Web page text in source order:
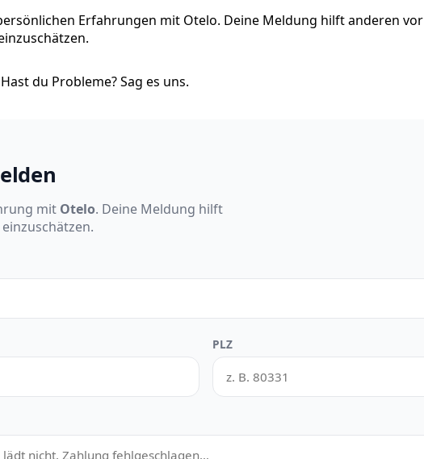
Erfahrungen mit Otelo. Deine Meldung hilft anderen vor
du Probleme? Sag es uns.
mit Otelo. Deine Meldung hilft
PLZ